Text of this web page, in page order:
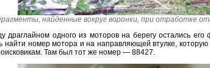
найденные вокруг воронки, при отработке
драглайном одного из моторов на берегу остались
найти номер мотора и на направляющей втулке,
Там был тот же номер — 88427.